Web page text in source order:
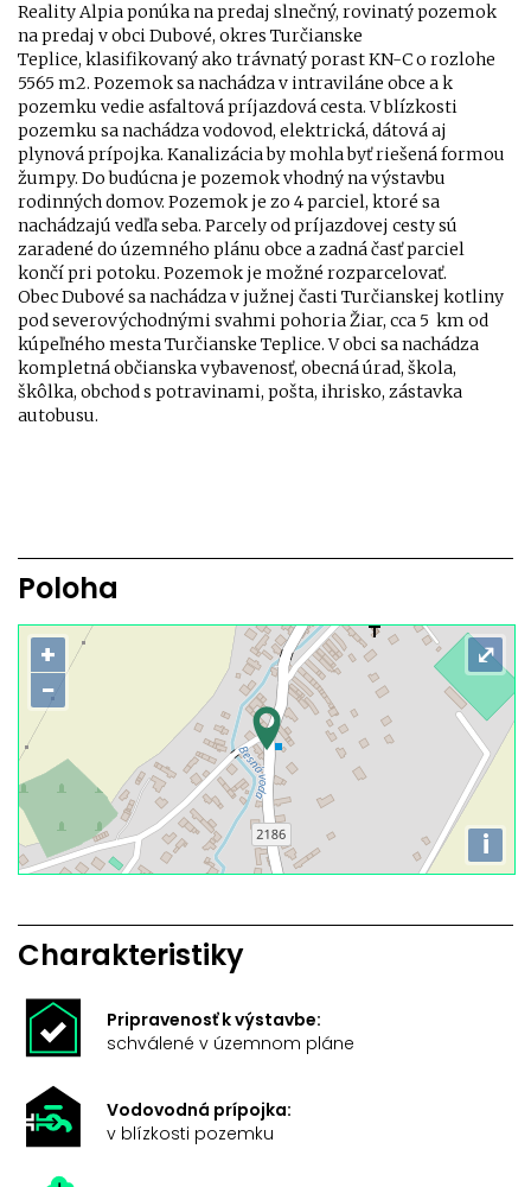
Reality Alpia ponúka na predaj slnečný, rovinatý pozemok
na predaj v obci Dubové, okres Turčianske
Teplice, klasifikovaný ako trávnatý porast KN-C o rozlohe
5565 m2. Pozemok sa nachádza v intraviláne obce a k
pozemku vedie asfaltová príjazdová cesta. V blízkosti
pozemku sa nachádza vodovod, elektrická, dátová aj
plynová prípojka. Kanalizácia by mohla byť riešená formou
žumpy. Do budúcna je pozemok vhodný na výstavbu
rodinných domov. Pozemok je zo 4 parciel, ktoré sa
nachádzajú vedľa seba. Parcely od príjazdovej cesty sú
zaradené do územného plánu obce a zadná časť parciel
končí pri potoku. Pozemok je možné rozparcelovať.
Obec Dubové sa nachádza v južnej časti Turčianskej kotliny
pod severovýchodnými svahmi pohoria Žiar, cca 5 km od
kúpeľného mesta Turčianske Teplice. V obci sa nachádza
kompletná občianska vybavenosť, obecná úrad, škola,
škôlka, obchod s potravinami, pošta, ihrisko, zástavka
autobusu.
Poloha
+
−
i
⤢
Charakteristiky
Pripravenosť k výstavbe:
schválené v územnom pláne
Vodovodná prípojka:
v blízkosti pozemku